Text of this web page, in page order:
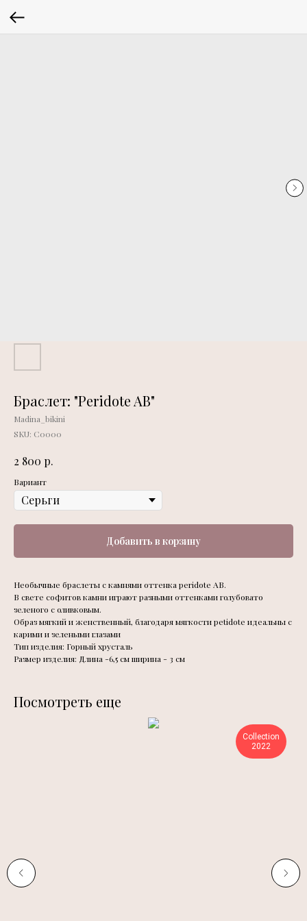
Браслет: "Peridote AB"
Madina_bikini
SKU: С0000
2 800 р.
Вариант
Добавить в корзину
Необычные браслеты с камнями оттенка peridote AB.
В свете софитов камни играют разными оттенками голубовато
зеленого с оливковым.
Образ мягкий и женственный, благодаря мягкости petidote идеальны с
карими и зелеными глазами
Тип изделия: Горный хрусталь
Размер изделия: Длина -6,5 см ширина - 3 см
Посмотреть еще
Collection
2022